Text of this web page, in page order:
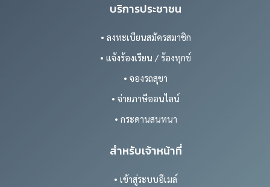
บริการประชาชน
• ลงทะเบียนสมัครสมาชิก
• แจ้งร้องเรียน / ร้องทุกข์
• จองรถสุขา
• จ่ายภาษีออนไลน์
• กระดานสนทนา
สำหรับเจ้าหน้าที่
• เข้าสู่ระบบอีเมล์